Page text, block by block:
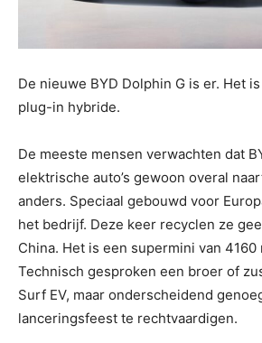
De nieuwe BYD Dolphin G is er. Het
plug-in hybride.
De meeste mensen verwachten dat
elektrische auto’s gewoon overal
anders. Speciaal gebouwd voor
het bedrijf. Deze keer recyclen ze
China. Het is een supermini van 4160
Technisch gesproken een broer of
Surf EV, maar onderscheidend
lanceringsfeest te rechtvaardigen.